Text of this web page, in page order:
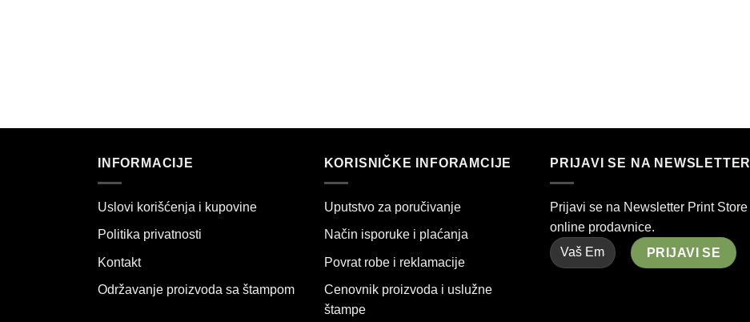
INFORMACIJE
Uslovi korišćenja i kupovine
Politika privatnosti
Kontakt
Održavanje proizvoda sa štampom
KORISNIČKE INFORAMCIJE
Uputstvo za poručivanje
Način isporuke i plaćanja
Povrat robe i reklamacije
Cenovnik proizvoda i uslužne
štampe
PRIJAVI SE NA NEWSLETTER
Prijavi se na Newsletter Print Store
online prodavnice.